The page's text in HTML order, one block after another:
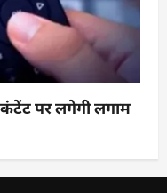
पर लगेगी लगाम